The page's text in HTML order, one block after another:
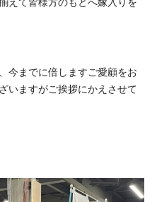
えて皆様方のもとへ嫁入りを
今までに倍しますご愛顧をお
いますがご挨拶にかえさせて